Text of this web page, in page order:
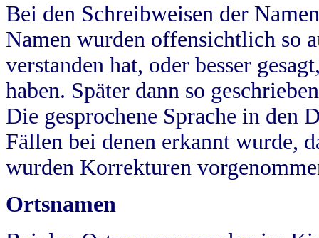
Bei den Schreibweisen der
Namen wurden offensichtlich so
verstanden hat, oder besser
haben. Später dann so
Die gesprochene Sprache in
Fällen bei denen erkannt wurde,
wurden Korrekturen
Ortsnamen